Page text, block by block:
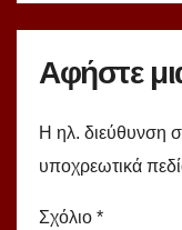
Αφήστε
Η ηλ. διεύθυνση
υποχρεωτικά
Σχόλιο *